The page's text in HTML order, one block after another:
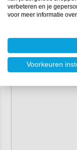
Merk:ShineTec
Artikelnummer:
verbeteren en je
voor meer informatie
Voorkeuren